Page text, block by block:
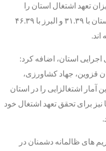
میزان تعهد اشتغال استان را
محقق کرده اند و شهرستان های تاکستان با ۳۱.۳۹ و البرز با ۴۶.۳۹
استان، اضافه کرد:
قزوین، جهاد کشاورزی،
آمار اشتغالزایی را در استان
نیز برای تحقق تعهد اشتغال خود
های ظالمانه دشمنان در